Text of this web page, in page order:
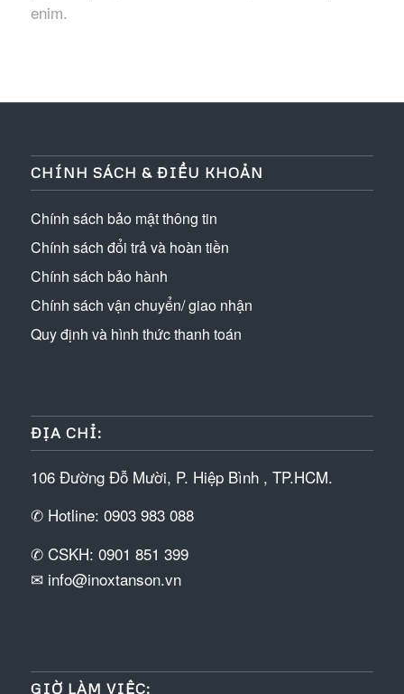
enim.
CHÍNH SÁCH & ĐIỀU KHOẢN
Chính sách bảo mật thông tin
Chính sách đổi trả và hoàn tiền
Chính sách bảo hành
Chính sách vận chuyển/ giao nhận
Quy định và hình thức thanh toán
ĐỊA CHỈ:
106 Đường Đỗ Mười, P. Hiệp Bình , TP.HCM.
✆ Hotline: 0903 983 088
✆ CSKH: 0901 851 399
✉ info@inoxtanson.vn
GIỜ LÀM VIỆC: